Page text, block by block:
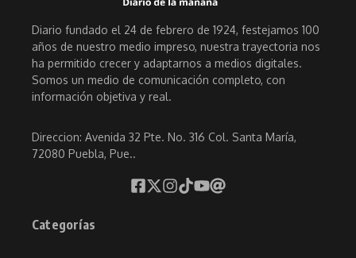
Diario fundado el 24 de febrero de 1924, festejamos 100
años de nuestro medio impreso, nuestra trayectoria nos
ha permitido crecer y adaptarnos a medios digitales.
Somos un medio de comunicación completo, con
información objetiva y real.
Direccion: Avenida 32 Pte. No. 316 Col. Santa María,
72080 Puebla, Pue..
Categorías